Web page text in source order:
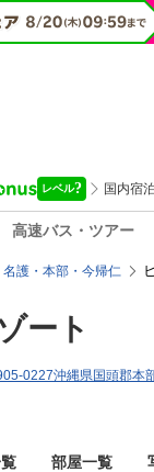
高速バス・ツアー
名護・本部・今帰仁
ート
0227沖縄県国頭郡本
部屋一覧